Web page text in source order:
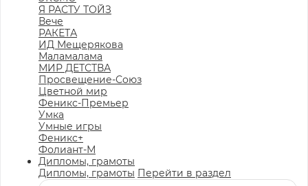
Я РАСТУ ТОЙЗ
Вече
РАКЕТА
ИД Мещерякова
Маламалама
МИР ДЕТСТВА
Просвещение-Союз
Цветной мир
Феникс-Премьер
Умка
Умные игры
Феникс+
Фолиант-М
Дипломы, грамоты
Дипломы, грамоты Перейти в раздел